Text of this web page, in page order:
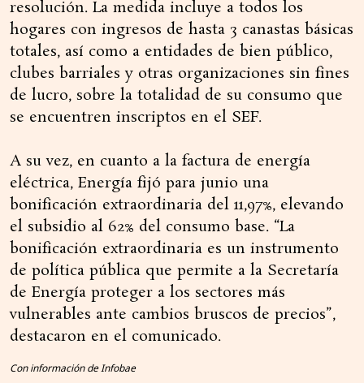
resolución. La medida incluye a todos los
hogares con ingresos de hasta 3 canastas básicas
totales, así como a entidades de bien público,
clubes barriales y otras organizaciones sin fines
de lucro, sobre la totalidad de su consumo que
se encuentren inscriptos en el SEF.
A su vez, en cuanto a la factura de energía
eléctrica, Energía fijó para junio una
bonificación extraordinaria del 11,97%, elevando
el subsidio al 62% del consumo base. “La
bonificación extraordinaria es un instrumento
de política pública que permite a la Secretaría
de Energía proteger a los sectores más
vulnerables ante cambios bruscos de precios”,
destacaron en el comunicado.
Con información de Infobae